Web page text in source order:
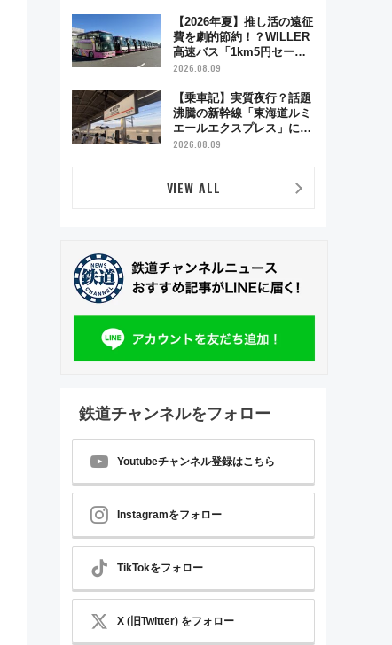
【2026年夏】推し活の遠征
費を劇的節約！？WILLER
高速バス「1km5円セー
ル」やワンコイン温泉の最
路線まとめ
2026.08.09
【乗車記】実質夜行？話題
沸騰の新幹線「東海道ルミ
エールエクスプレス」に乗
車してみた 東京22時発、
らし過ぎる朝
2026.08.09
VIEW ALL
鉄道チャンネルをフォロー
Youtubeチャンネル登録はこちら
Instagramをフォロー
TikTokをフォロー
X (旧Twitter) をフォロー